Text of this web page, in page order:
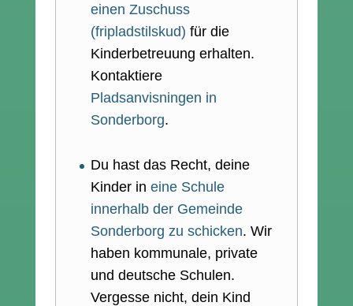
einen Zuschuss
(fripladstilskud) für die
Kinderbetreuung erhalten.
Kontaktiere
Pladsanvisningen in
Sonderborg.
Du hast das Recht, deine
Kinder in eine Schule
innerhalb der Gemeinde
Sonderborg zu schicken. Wir
haben kommunale, private
und deutsche Schulen.
Vergesse nicht, dein Kind